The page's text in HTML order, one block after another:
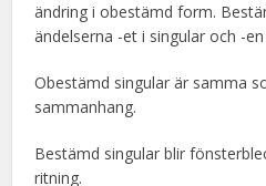
ändring i obestämd form.
ändelserna -et i singular och -en
Obestämd singular är samma
sammanhang.
Bestämd singular blir
ritning.